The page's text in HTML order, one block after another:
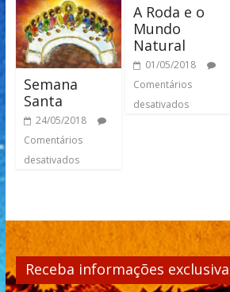
Semana
Santa
24/05/2018
Comentários
desativados
A Roda e o
Mundo
Natural
01/05/2018
Comentários
desativados
Receba informações